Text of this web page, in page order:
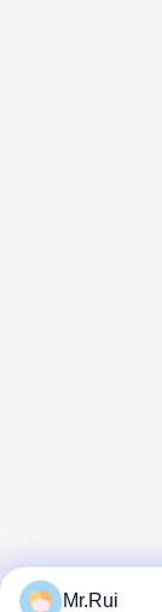
Mr.Rui